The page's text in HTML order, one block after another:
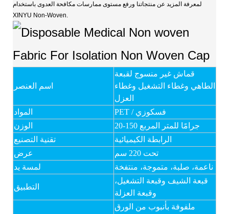
لمعرفة المزيد عن منتجاتنا ورفع مستوى ممارسات مكافحة العدوى باستخدام
XINYU Non-Woven.
اسم العنصر
قماش غير منسوج لقبعة
الطاهي وغطاء التشغيل وغطاء
العزل
المواد
PET / فسكوزي
الوزن
20-150 جرامًا للمتر المربع
تقنية التصنيع
الرابطة الكيميائية
عرض
تحت 220 سم
لمسة يد
ناعمة، صلبة، متموجة، منتفخة
التطبيق
قبعة الشيف وقبعة التشغيل،
وقبعة العزلة
ملفوفة بأنبوب من الورق